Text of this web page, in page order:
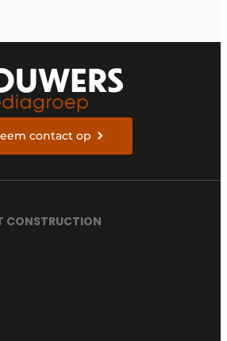
pompe à chaleur
contact op
CONSTRUCTION